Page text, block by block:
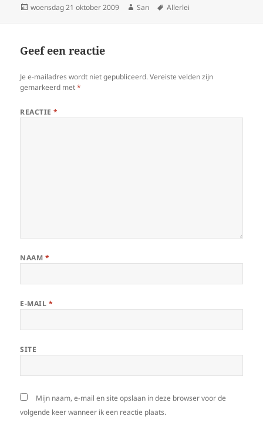
Geplaatst
woensdag 21 oktober 2009 Auteur
San Tags
Allerlei
Geef een reactie
Je e-mailadres wordt niet gepubliceerd. Vereiste velden zijn
gemarkeerd met*
REACTIE*
NAAM *
E-MAIL *
SITE
Mijn naam, e-mail en site opslaan in deze browser voor de
volgende keer wanneer ik een reactie plaats.